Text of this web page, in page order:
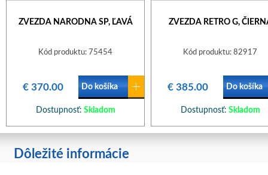
ZVEZDA NARODNA SP, ĽAVÁ
Kód produktu: 75454
€ 370.00 Do košíka
Dostupnosť: Skladom
ZVEZDA RETRO G,
Kód produktu: 82917
€ 385.00 Do košíka
Dostupnosť: Skladom
Dôležité informácie